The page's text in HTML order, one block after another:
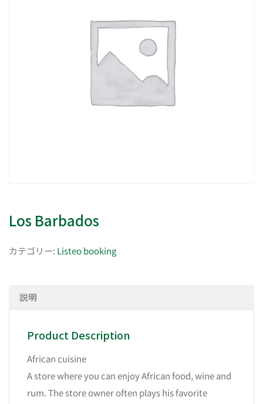
Los Barbados
カテゴリー: Listeo booking
説明
Product Description
African cuisine
A store where you can enjoy African food, wine and
rum. The store owner often plays his favorite